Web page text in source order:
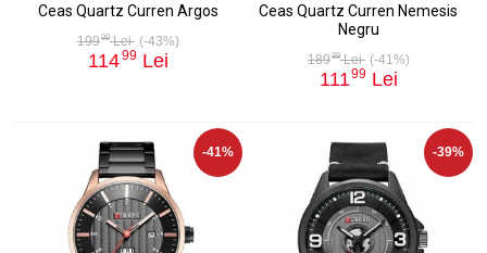
Ceas Quartz Curren Argos
19999Lei (-43%)
11499Lei
Ceas Quartz Curren Nemesis
Negru
18999Lei (-41%)
11199 Lei
-41% -39%